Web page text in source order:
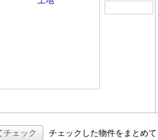
チェック チェックした物件をまとめて